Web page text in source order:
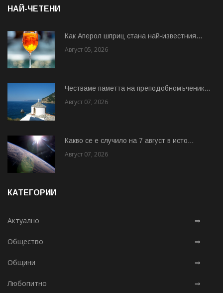
НАЙ-ЧЕТЕНИ
Как Аперол шприц стана най-известния...
Август 05, 2026
Честваме паметта на преподобномъченик...
Август 07, 2026
Какво се е случило на 7 август в исто...
Август 07, 2026
КАТЕГОРИИ
Актуално ⇒
Общество ⇒
Общини ⇒
Любопитно ⇒